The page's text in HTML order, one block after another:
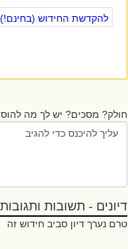
להקדשת החידוש (בחינם!)
חולק? מסכים? יש לך מה
דיונים - תשובות ותגובות
טרם נערך דיון סביב חידוש זה